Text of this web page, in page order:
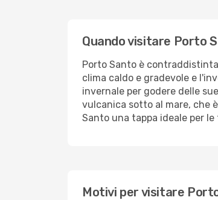
Quando visitare Porto
Porto Santo è
clima caldo e gradevole e
invernale per godere delle
vulcanica sotto al mare, che
Santo una tappa ideale per
Motivi per visitare